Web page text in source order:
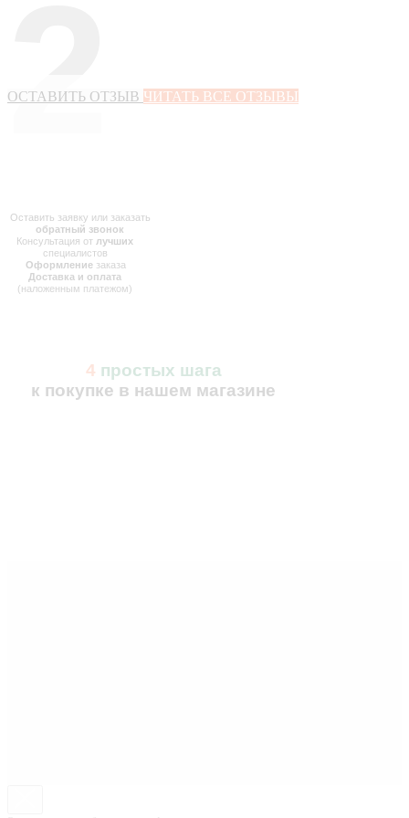
2
Оставить заявку или заказать
обратный звонок
Консультация от лучших
специалистов
Оформление заказа
Доставка и оплата
(наложенным платежом)
4 простых шага
к покупке в нашем магазине
ОСТАВИТЬ ОТЗЫВ ЧИТАТЬ ВСЕ ОТЗЫВЫ